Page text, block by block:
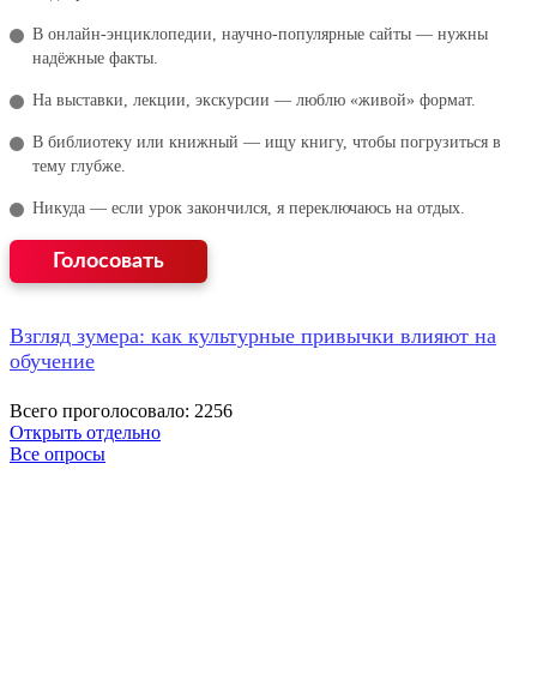
В онлайн‑энциклопедии, научно‑популярные сайты — нужны
надёжные факты.
На выставки, лекции, экскурсии — люблю «живой» формат.
В библиотеку или книжный — ищу книгу, чтобы погрузиться в
тему глубже.
Никуда — если урок закончился, я переключаюсь на отдых.
Взгляд зумера: как культурные привычки влияют на
обучение
Всего проголосовало: 2256
Открыть отдельно
Все опросы